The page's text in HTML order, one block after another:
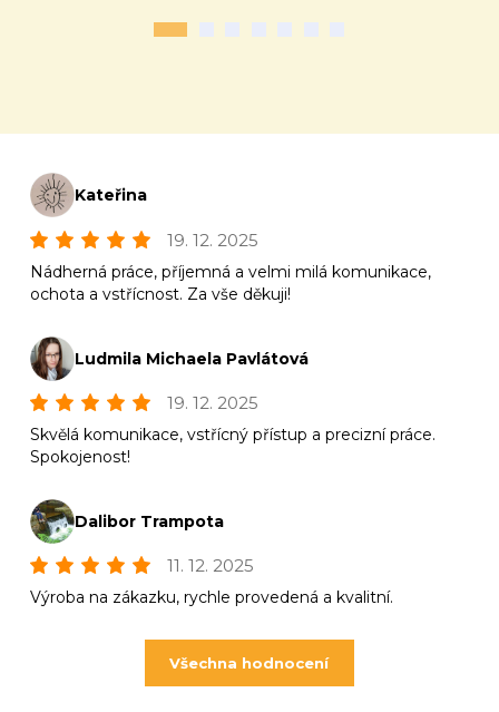
Kateřina
19. 12. 2025
Nádherná práce, příjemná a velmi milá komunikace,
ochota a vstřícnost. Za vše děkuji!
Ludmila Michaela Pavlátová
19. 12. 2025
Skvělá komunikace, vstřícný přístup a precizní práce.
Spokojenost!
Dalibor Trampota
11. 12. 2025
Výroba na zákazku, rychle provedená a kvalitní.
Všechna hodnocení